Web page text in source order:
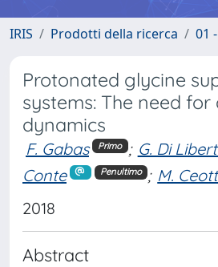
IRIS Prodotti della ricerca 01
Protonated glycine
systems: The need
dynamics
F. Gabas Primo ; G. Di
Conte
Penultimo ; M.
2018
Abstract